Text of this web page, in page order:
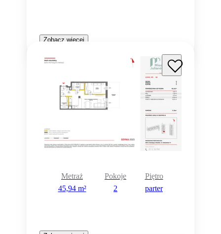
Zobacz więcej
Metraż
45,94 m²
Pokoje
2
Piętro
parter